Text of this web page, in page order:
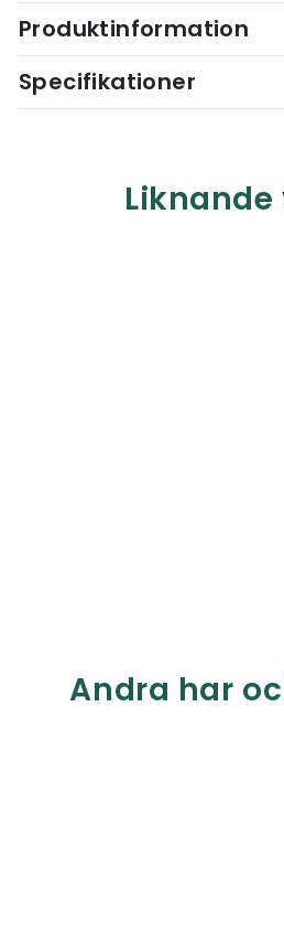
Produktinformation
Specifikationer
Andra har